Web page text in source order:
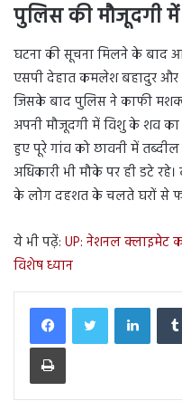
पुलिस की मौजूदगी
घटना की सूचना मिलने के बाद
एसपी देहात कमलेश बहादुर और
जिसके बाद पुलिस ने काफी
अपनी मौजूदगी में विशु के शव
हुए पूरे गांव को छावनी में
अधिकारी भी मौके पर ही डटे
के लोग दहशत के चलते घरों से
ये भी पढ़ें: UP: नेशनल क्लाइमेट
विशेष ध्यान
Print